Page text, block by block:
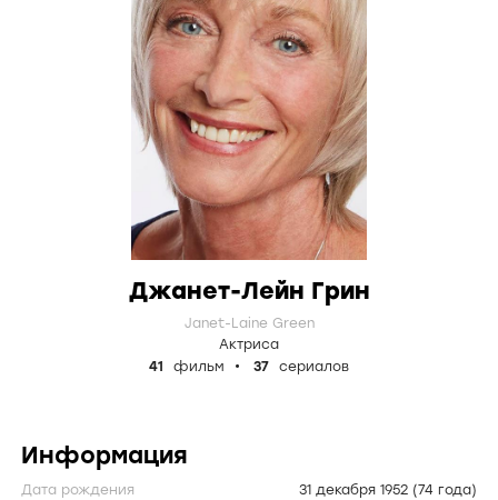
Джанет-Лейн Грин
Janet-Laine Green
Актриса
41
фильм 37 сериалов
Информация
Дата рождения 31 декабря 1952 (74 года)